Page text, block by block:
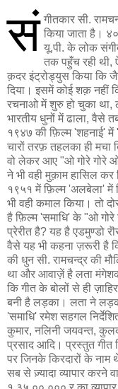
सं गीतकार सी.
किया जाता है।
यू.पी. के लोक
तक पहुँच रही थी,
क़दर इंट्रोड्युस किया कि
दिया। इसमें कोई शक़ नहीं
रचनाओ में शुरु हो चुका था,
भारतीय धुनों में ढाला,
१९४७ की फ़िल्म 'शहनाई'
चारों तरफ़ तहलका ही मचा
वो लेकर आए "ओ गोरे गोरे
ने भी वही मुक़ाम हासिल
१९५१ में फ़िल्म 'अलबेला' में
भी वही कमाल किया। तो
है फ़िल्म 'समाधि' के "ओ
प्रेरीत है? यह है एडमुण्डो
वैसे यह भी कहना ज़रूरी है
की धुन सी. रामचन्द्र की
था और आवाज़ें है लता
कि गीत के बोलों से ही
बनी है लड़का। लता ने
'समाधि' रमेश सहगल
कुमार, नलिनी जयवन्त,
प्रसाद आदि। प्रस्तुत गीत
पर जिनके किरदारों के
सब से ज़्यादा व्यापार करने